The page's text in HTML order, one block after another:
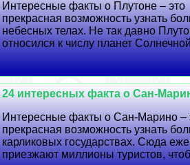
Интересные факты о Плутоне – это
прекрасная возможность узнать
небесных телах. Не так давно
относился к числу планет
24 интересных факта о Сан-
Интересные факты о Сан-Марино –
прекрасная возможность узнать
карликовых государствах. Сюда
приезжают миллионы туристов,